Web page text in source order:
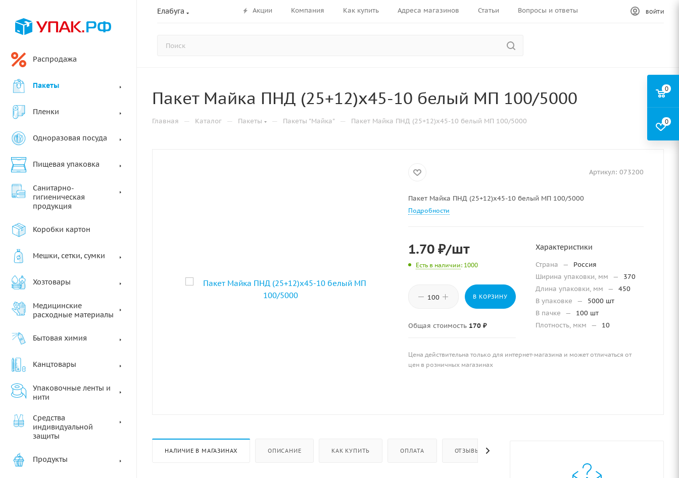
Елабуга Акции Компания Как купить Адреса магазинов Статьи Вопросы и ответы ВОЙТИ
Распродажа
Пакеты
Пленки
Одноразовая посуда
Пищевая упаковка
Санитарно-
гигиеническая
продукция
Коробки картон
Мешки, сетки, сумки
Хозтовары
Медицинские
расходные материалы
Бытовая химия
Канцтовары
Упаковочные ленты и
нити
Средства
индивидуальной
защиты
Продукты
Пакет Майка ПНД (25+12)х45-10 белый МП 100/5000
Главная — Каталог — Пакеты — Пакеты "Майка" — Пакет Майка ПНД (25+12)х45-10 белый МП 100/5000
Артикул: 073200
Пакет Майка ПНД (25+12)х45-10 белый МП 100/5000
Подробности
1.70₽/шт
Есть в наличии: 1000
В КОРЗИНУ
Общая стоимость 170 ₽
Характеристики
Страна —
Россия
Ширина упаковки, мм
—
370
Длина упаковки, мм
—
450
В упаковке
—
5000 шт
В пачке
—
100 шт
Плотность, мкм
— 10
Цена действительна только для интернет-магазина и может отличаться от
цен в розничных магазинах
НАЛИЧИЕ В МАГАЗИНАХ ОПИСАНИЕ КАК КУПИТЬ ОПЛАТА ОТЗЫВЫ
0
0